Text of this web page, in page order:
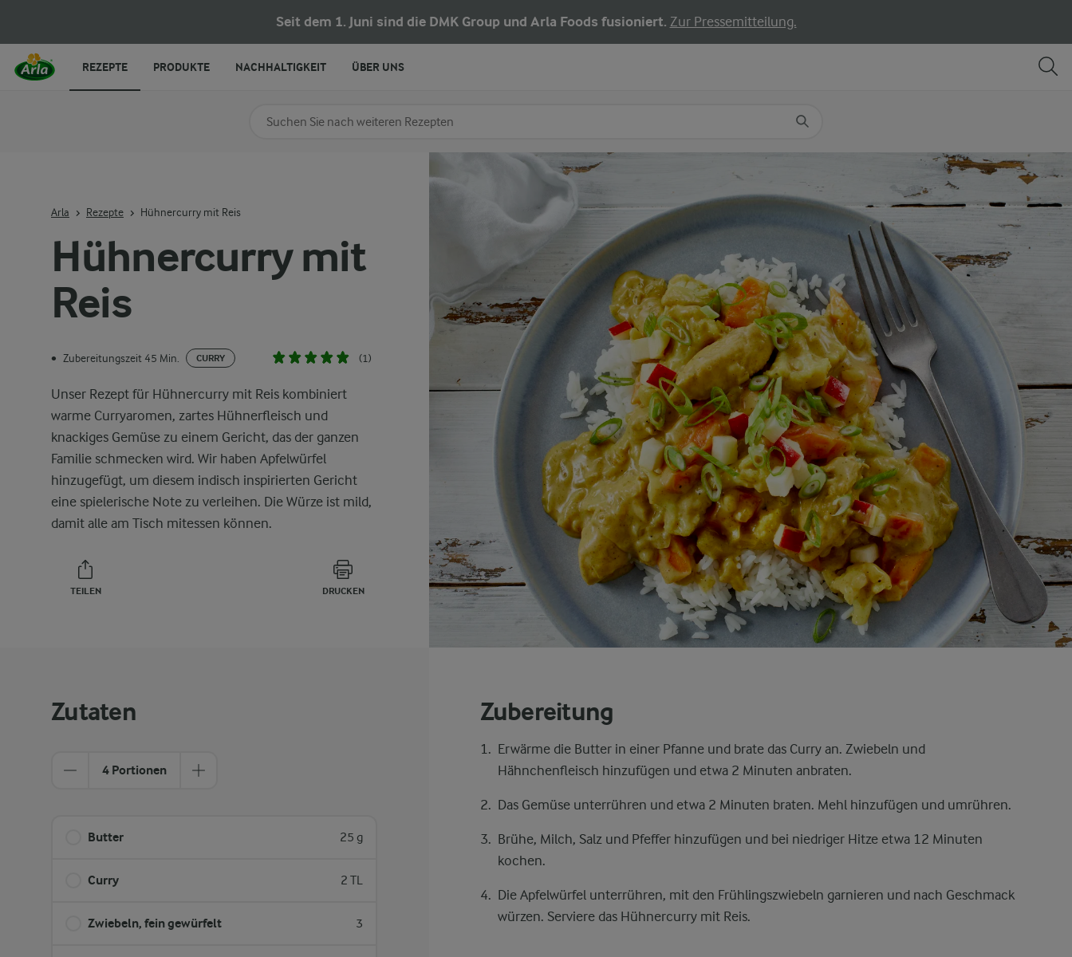
Seit dem 1. Juni sind die DMK Group und Arla Foods fusioniert. Zur Pressemitteilung.
Hühnercurry mit
Reis
• Zubereitungszeit 45 Min. CURRY (1)
Unser Rezept für Hühnercurry mit Reis kombiniert
warme Curryaromen, zartes Hühnerfleisch und
knackiges Gemüse zu einem Gericht, das der ganzen
Familie schmecken wird. Wir haben Apfelwürfel
hinzugefügt, um diesem indisch inspirierten Gericht
eine spielerische Note zu verleihen. Die Würze ist mild,
damit alle am Tisch mitessen können.
TEILEN DRUCKEN
Arla Rezepte Hühnercurry mit Reis
Zutaten
4 Portionen
Butter 25 g
Curry 2 TL
Zwiebeln, fein gewürfelt 3
Zubereitung
Erwärme die Butter in einer Pfanne und brate das Curry an. Zwiebeln und
Hähnchenfleisch hinzufügen und etwa 2 Minuten anbraten.
Das Gemüse unterrühren und etwa 2 Minuten braten. Mehl hinzufügen und umrühren.
Brühe, Milch, Salz und Pfeffer hinzufügen und bei niedriger Hitze etwa 12 Minuten
kochen.
Die Apfelwürfel unterrühren, mit den Frühlingszwiebeln garnieren und nach Geschmack
würzen. Serviere das Hühnercurry mit Reis.
Nach Kategorie suchen
REZEPTE PRODUKTE NACHHALTIGKEIT ÜBER UNS